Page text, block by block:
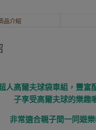
品介紹
人高爾夫球袋車組，豐富
子享受高爾夫球的樂趣
非常適合親子間一同遊樂